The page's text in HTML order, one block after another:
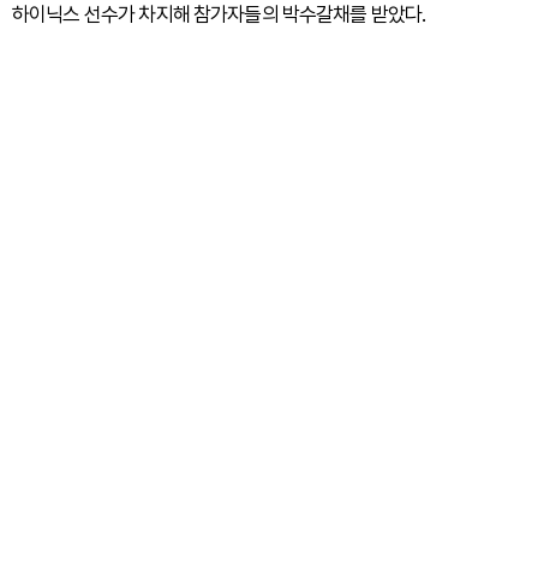
하이닉스 선수가 차지해 참가자들의 박수갈채를 받았다.